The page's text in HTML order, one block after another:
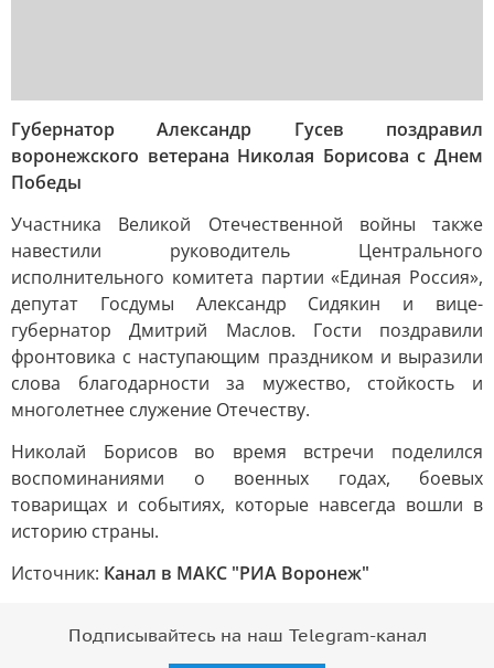
Губернатор Александр Гусев поздравил
воронежского ветерана Николая Борисова с Днем
Победы
Участника Великой Отечественной войны также
навестили руководитель Центрального
исполнительного комитета партии «Единая Россия»,
депутат Госдумы Александр Сидякин и вице-
губернатор Дмитрий Маслов. Гости поздравили
фронтовика с наступающим праздником и выразили
слова благодарности за мужество, стойкость и
многолетнее служение Отечеству.
Николай Борисов во время встречи поделился
воспоминаниями о военных годах, боевых
товарищах и событиях, которые навсегда вошли в
историю страны.
Источник: Канал в МАКС "РИА Воронеж"
Подписывайтесь на наш Telegram-канал